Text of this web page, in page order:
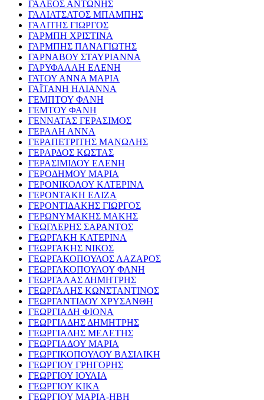
ΓΑΛΕΟΣ ΑΝΤΩΝΗΣ
ΓΑΛΙΑΤΣΑΤΟΣ ΜΠΑΜΠΗΣ
ΓΑΛΙΤΗΣ ΓΙΩΡΓΟΣ
ΓΑΡΜΠΗ ΧΡΙΣΤΙΝΑ
ΓΑΡΜΠΗΣ ΠΑΝΑΓΙΩΤΗΣ
ΓΑΡΝΑΒΟΥ ΣΤΑΥΡΙΑΝΝΑ
ΓΑΡΥΦΑΛΛΗ ΕΛΕΝΗ
ΓΑΤΟΥ ΑΝΝΑ ΜΑΡΙΑ
ΓΑΪΤΑΝΗ ΗΛΙΑΝΝΑ
ΓΕΜΠΤΟΥ ΦΑΝΗ
ΓΕΜΤΟΥ ΦΑΝΗ
ΓΕΝΝΑΤΑΣ ΓΕΡΑΣΙΜΟΣ
ΓΕΡΑΛΗ ΑΝΝΑ
ΓΕΡΑΠΕΤΡΙΤΗΣ ΜΑΝΩΛΗΣ
ΓΕΡΑΡΔΟΣ ΚΩΣΤΑΣ
ΓΕΡΑΣΙΜΙΔΟΥ ΕΛΕΝΗ
ΓΕΡΟΔΗΜΟΥ ΜΑΡΙΑ
ΓΕΡΟΝΙΚΟΛΟΥ ΚΑΤΕΡΙΝΑ
ΓΕΡΟΝΤΑΚΗ ΕΛΙΖΑ
ΓΕΡΟΝΤΙΔΑΚΗΣ ΓΙΩΡΓΟΣ
ΓΕΡΩΝΥΜΑΚΗΣ ΜΑΚΗΣ
ΓΕΩΓΛΕΡΗΣ ΣΑΡΑΝΤΟΣ
ΓΕΩΡΓΑΚΗ ΚΑΤΕΡΙΝΑ
ΓΕΩΡΓΑΚΗΣ ΝΙΚΟΣ
ΓΕΩΡΓΑΚΟΠΟΥΛΟΣ ΛΑΖΑΡΟΣ
ΓΕΩΡΓΑΚΟΠΟΥΛΟΥ ΦΑΝΗ
ΓΕΩΡΓΑΛΑΣ ΔΗΜΗΤΡΗΣ
ΓΕΩΡΓΑΛΗΣ ΚΩΝΣΤΑΝΤΙΝΟΣ
ΓΕΩΡΓΑΝΤΙΔΟΥ ΧΡΥΣΑΝΘΗ
ΓΕΩΡΓΙΑΔΗ ΦΙΟΝΑ
ΓΕΩΡΓΙΑΔΗΣ ΔΗΜΗΤΡΗΣ
ΓΕΩΡΓΙΑΔΗΣ ΜΕΛΕΤΗΣ
ΓΕΩΡΓΙΑΔΟΥ ΜΑΡΙΑ
ΓΕΩΡΓΙΚΟΠΟΥΛΟΥ ΒΑΣΙΛΙΚΗ
ΓΕΩΡΓΙΟΥ ΓΡΗΓΟΡΗΣ
ΓΕΩΡΓΙΟΥ ΙΟΥΛΙΑ
ΓΕΩΡΓΙΟΥ ΚΙΚΑ
ΓΕΩΡΓΙΟΥ ΜΑΡΙΑ-ΗΒΗ